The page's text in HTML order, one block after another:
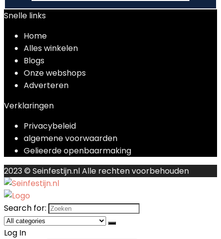
Snelle links
Home
Alles winkelen
Blogs
Onze webshops
Adverteren
Verklaringen
Privacybeleid
algemene voorwaarden
Gelieerde openbaarmaking
2023 © Seinfestijn.nl Alle rechten voorbehouden
Search for:
Log In